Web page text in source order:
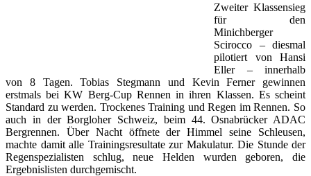
Zweiter Klassensieg
für den
Minichberger
Scirocco – diesmal
pilotiert von Hansi
Eller – innerhalb
von 8 Tagen. Tobias Stegmann und Kevin Ferner gewinnen
erstmals bei KW Berg-Cup Rennen in ihren Klassen. Es scheint
Standard zu werden. Trockenes Training und Regen im Rennen. So
auch in der Borgloher Schweiz, beim 44. Osnabrücker ADAC
Bergrennen. Über Nacht öffnete der Himmel seine Schleusen,
machte damit alle Trainingsresultate zur Makulatur. Die Stunde der
Regenspezialisten schlug, neue Helden wurden geboren, die
Ergebnislisten durchgemischt.